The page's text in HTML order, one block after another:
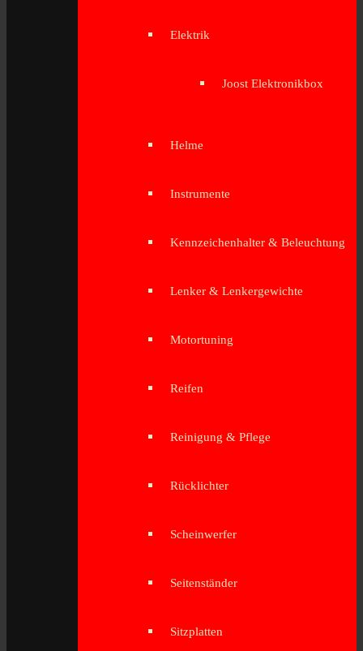
Elektrik
Joost Elektronikbox
Helme
Instrumente
Kennzeichenhalter & Beleuchtung
Lenker & Lenkergewichte
Motortuning
Reifen
Reinigung & Pflege
Rücklichter
Scheinwerfer
Seitenständer
Sitzplatten